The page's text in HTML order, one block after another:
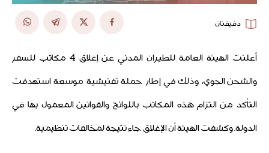
دقيقتان
أعلنت الهيئة العامة للطيران المدني عن إغلاق 4 مكاتب للسفر
والشحن الجوي، وذلك في إطار حملة تفتيشية موسعة استهدفت
التأكد من التزام هذه المكاتب باللوائح والقوانين المعمول بها في
الدولة. وكشفت الهيئة أن الإغلاق جاء نتيجة لمخالفات تنظيمية.